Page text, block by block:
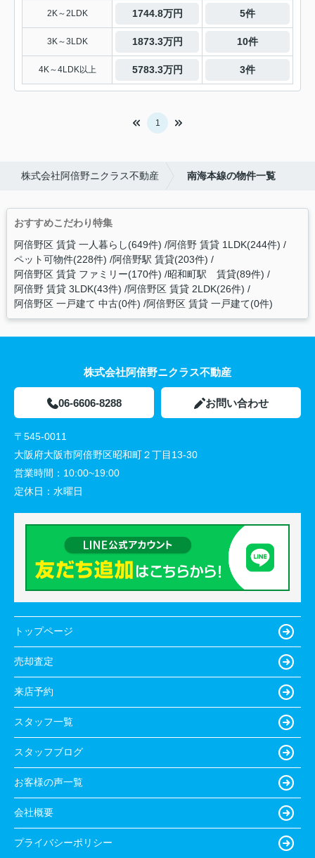
2K～2LDK 1744.8万円 5件
3K～3LDK 1873.3万円 10件
4K～4LDK以上 5783.3万円 3件
1
株式会社阿倍野ニクラス不動産 南海本線の物件一覧
おすすめこだわり特集
阿倍野区 賃貸 一人暮らし(649件) 阿倍野 賃貸 1LDK(244件)
ペット可物件(228件) 阿倍野駅 賃貸(203件)
阿倍野区 賃貸 ファミリー(170件) 昭和町駅 賃貸(89件)
阿倍野 賃貸 3LDK(43件) 阿倍野区 賃貸 2LDK(26件)
阿倍野区 一戸建て 中古(0件) 阿倍野区 賃貸 一戸建て(0件)
株式会社阿倍野ニクラス不動産
06-6606-8288 お問い合わせ
〒545-0011
大阪府大阪市阿倍野区昭和町２丁目13-30
営業時間： 10:00~19:00
定休日： 水曜日
トップページ
売却査定
来店予約
スタッフ一覧
スタッフブログ
お客様の声一覧
会社概要
プライバシーポリシー